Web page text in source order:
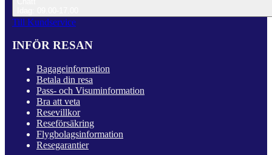
Till Kundservice
INFÖR RESAN
Bagageinformation
Betala din resa
Pass- och Visuminformation
Bra att veta
Resevillkor
Reseförsäkring
Flygbolagsinformation
Resegarantier